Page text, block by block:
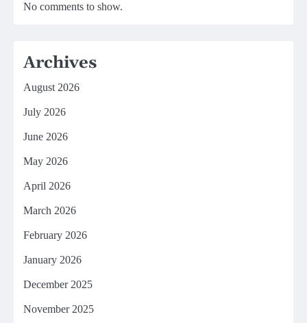
No comments to show.
Archives
August 2026
July 2026
June 2026
May 2026
April 2026
March 2026
February 2026
January 2026
December 2025
November 2025